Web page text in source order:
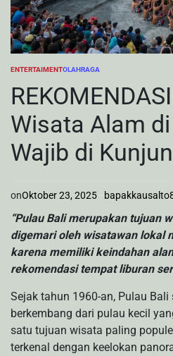
POSTED
ENTERTAIMENTOLAHRAGA
Wisata Alam
Wajib di
onOktober 23, 2025
“Pulau Bali merupakan tujuan
digemari oleh wisatawan lokal
karena memiliki keindahan
rekomendasi tempat liburan
Sejak tahun 1960-an, Pulau Bali
berkembang dari pulau kecil
satu tujuan wisata paling
terkenal dengan keelokan